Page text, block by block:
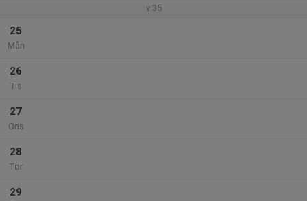
v.35
25
Mån
26
Tis
27
Ons
28
Tor
29